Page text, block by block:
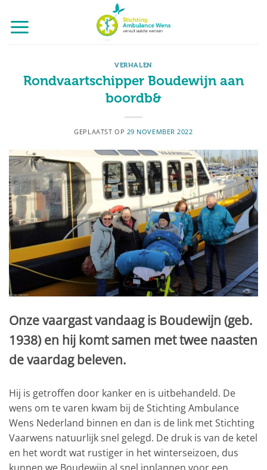
naar
inhoud
VERHALEN
Rondvaartschipper Boudewijn aan
boordb&
GEPLAATST OP 29 NOVEMBER 2022
Onze vaargast vandaag is Boudewijn (geb.
1938) en hij komt samen met twee naasten
de vaardag beleven.
Hij is getroffen door kanker en is uitbehandeld. De
wens om te varen kwam bij de Stichting Ambulance
Wens Nederland binnen en dan is de link met Stichting
Vaarwens natuurlijk snel gelegd. De druk is van de ketel
en het wordt wat rustiger in het winterseizoen, dus